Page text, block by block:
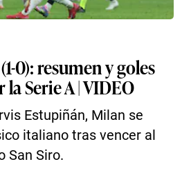
0): resumen y goles
Serie A | VIDEO
Estupiñán, Milan se
italiano tras vencer al
San Siro.